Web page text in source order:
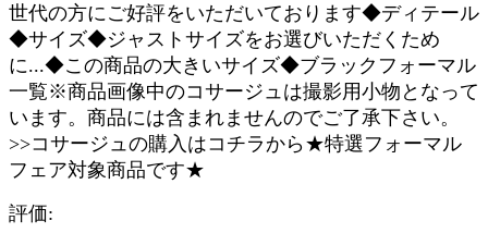
世代の方にご好評をいただいております◆ディテール
◆サイズ◆ジャストサイズをお選びいただくため
に...◆この商品の大きいサイズ◆ブラックフォーマル
一覧※商品画像中のコサージュは撮影用小物となって
います。商品には含まれませんのでご了承下さい。
>>コサージュの購入はコチラから★特選フォーマル
フェア対象商品です★
評価: